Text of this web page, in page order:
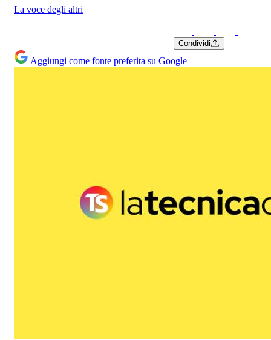
La voce degli altri
Condividi
Aggiungi come fonte preferita su Google